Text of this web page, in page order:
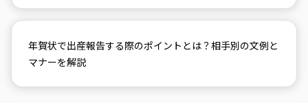
年賀状で出産報告する際のポイントとは？相手別の文例と
マナーを解説